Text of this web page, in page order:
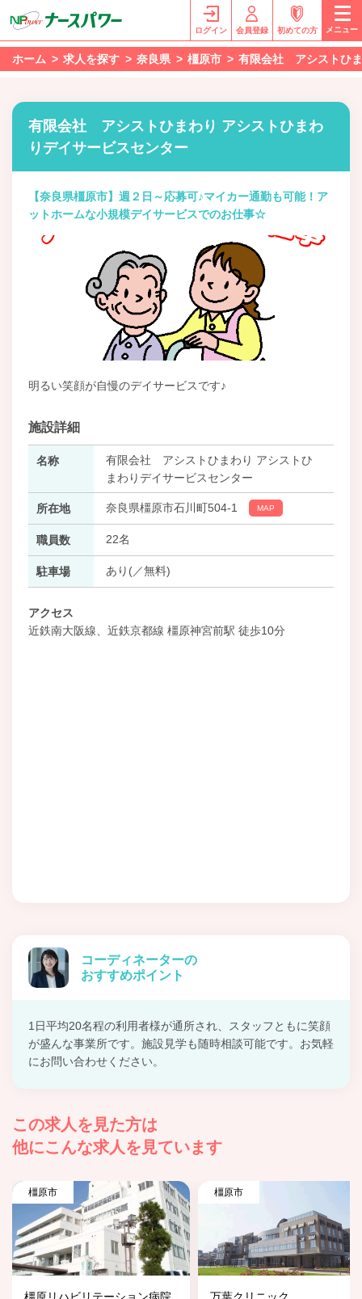
ログイン 会員登録 初めての方 メニュー
ホーム 求人を探す 奈良県 橿原市 有限会社 アシストひま
有限会社 アシストひまわり アシストひまわ
りデイサービスセンター
【奈良県橿原市】週２日～応募可♪マイカー通勤も可能！ア
ットホームな小規模デイサービスでのお仕事☆
明るい笑顔が自慢のデイサービスです♪
施設詳細
名称
有限会社 アシストひまわり アシストひ
まわりデイサービスセンター
所在地 奈良県橿原市石川町504-1 MAP
職員数 22名
駐車場 あり(／無料)
アクセス
近鉄南大阪線、近鉄京都線 橿原神宮前駅 徒歩10分
コーディネーターの
おすすめポイント
1日平均20名程の利用者様が通所され、スタッフともに笑顔
が盛んな事業所です。施設見学も随時相談可能です。お気軽
にお問い合わせください。
この求人を見た方は
他にこんな求人を見ています
橿原市
橿原リハビリテーション病院
橿原市
万葉クリニック